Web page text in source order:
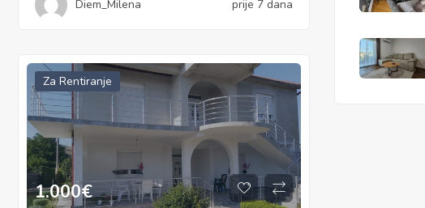
Diem_Milena prije 7 dana
Za Rentiranje
1.000€